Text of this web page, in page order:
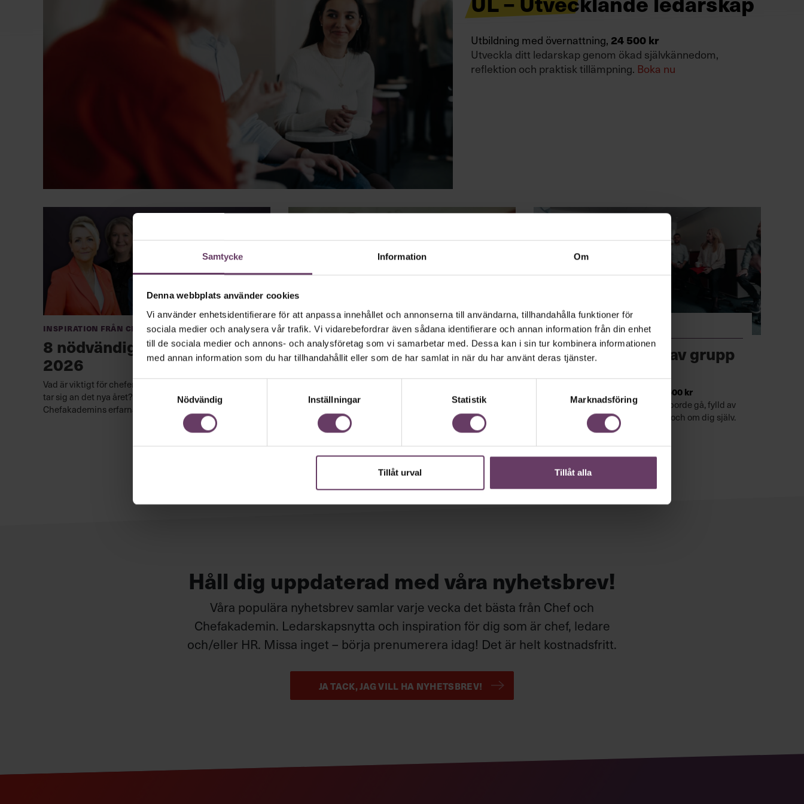
Samtycke Information Om
Denna webbplats använder cookies
Vi använder enhetsidentifierare för att anpassa innehållet och annonserna till användarna, tillhandahålla funktioner för
sociala medier och analysera vår trafik. Vi vidarebefordrar även sådana identifierare och annan information från din enhet
till de sociala medier och annons- och analysföretag som vi samarbetar med. Dessa kan i sin tur kombinera informationen
med annan information som du har tillhandahållit eller som de har samlat in när du har använt deras tjänster.
Samtyckesval
Nödvändig
Inställningar Statistik Marknadsföring
Tillåt urval Tillåt alla
Utbildning med övernattning, 24 500 kr
Utveckla ditt ledarskap genom ökad självkännedom,
reflektion och praktisk tillämpning. Boka nu
Inspiration från Chefakademin
8 nödvändiga råd till chefer
2026
Vad är viktigt för chefer och ledare att tänka på när de
tar sig an det nya året? De här råden ger några av
Chefakademins erfarna ledarutvecklare.
Inspiration från Chefakademin
8 frågor som hjälper dig ta
bättre beslut
De flesta av dina beslut tar du omedvetet. Här är en
checklista med åtta frågor som får hjärnan på rätt spår
– och leder till bättre beslutsfattande.
Utbildning · Kommunikation
UGL – Utveckling av grupp
24 500 kr
UGL är en klassisk utbildning alla borde gå, fylld av
nyttiga insikter om gruppdynamik och om dig själv.
Håll dig uppdaterad med våra nyhetsbrev!
Våra populära nyhetsbrev samlar varje vecka det bästa från Chef och
Chefakademin. Ledarskapsnytta och inspiration för dig som är chef, ledare
och/eller HR. Missa inget – börja prenumerera idag! Det är helt kostnadsfritt.
JA TACK, JAG VILL HA NYHETSBREV!